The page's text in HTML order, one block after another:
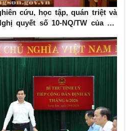
cứu, học tập, quán triệt và
quyết số 10-NQ/TW của Bộ